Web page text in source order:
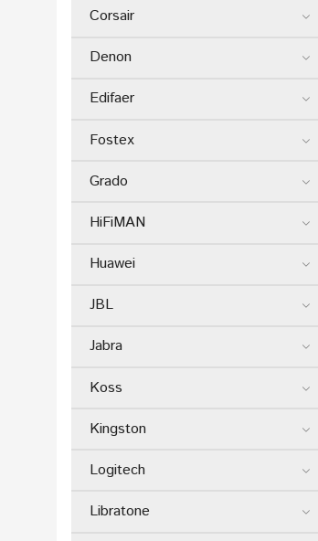
Corsair
Denon
Edifaer
Fostex
Grado
HiFiMAN
Huawei
JBL
Jabra
Koss
Kingston
Logitech
Libratone